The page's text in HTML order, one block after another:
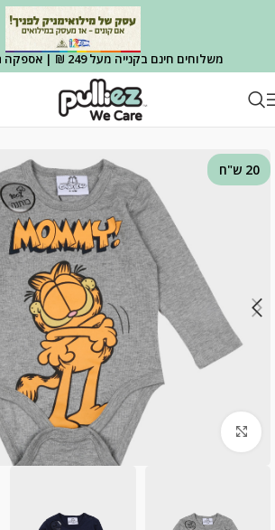
משלוחים חינם בקנייה מעל 249 ₪ | אספקה תוך 7 ימי עסקים
עמוד הבית OUTLET OUTLET הלבשה
Click to enlarge
20 ש"ח